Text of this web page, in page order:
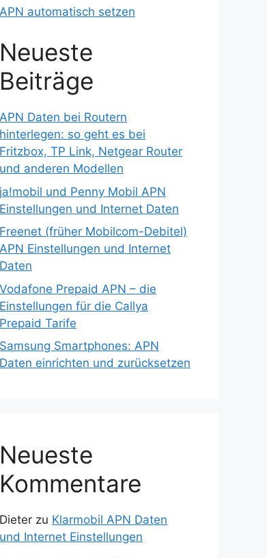
APN automatisch setzen
Neueste
Beiträge
APN Daten bei Routern
hinterlegen: so geht es bei
Fritzbox, TP Link, Netgear Router
und anderen Modellen
ja!mobil und Penny Mobil APN
Einstellungen und Internet Daten
Freenet (früher Mobilcom-Debitel)
APN Einstellungen und Internet
Daten
Vodafone Prepaid APN – die
Einstellungen für die Callya
Prepaid Tarife
Samsung Smartphones: APN
Daten einrichten und zurücksetzen
Neueste
Kommentare
Dieter zu Klarmobil APN Daten
und Internet Einstellungen